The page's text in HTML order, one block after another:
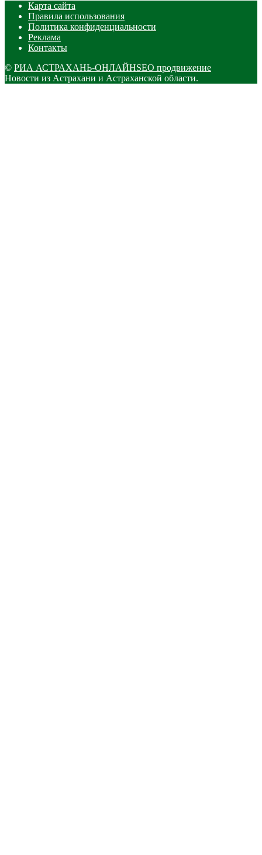
Карта сайта
Правила использования
Политика конфиденциальности
Реклама
Контакты
© РИА АСТРАХАНЬ-ОНЛАЙНSEO продвижение
Новости из Астрахани и Астраханской области.